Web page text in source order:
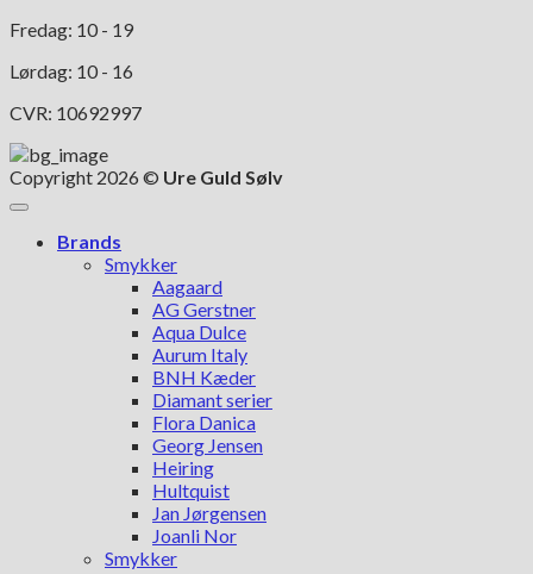
Fredag: 10 - 19
Lørdag: 10 - 16
CVR: 10692997
Copyright 2026 © Ure Guld Sølv
Brands
Smykker
Aagaard
AG Gerstner
Aqua Dulce
Aurum Italy
BNH Kæder
Diamant serier
Flora Danica
Georg Jensen
Heiring
Hultquist
Jan Jørgensen
Joanli Nor
Smykker